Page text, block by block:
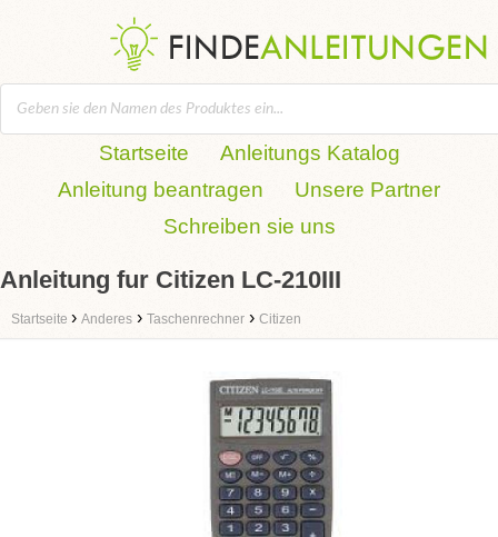
Startseite
Anleitungs Katalog
Anleitung beantragen
Unsere Partner
Schreiben sie uns
Anleitung fur Citizen LC-210III
Startseite › Anderes › Taschenrechner › Citizen